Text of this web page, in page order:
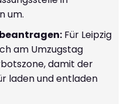
um.
Für Leipzig
am Umzugstag
damit der
laden und entladen